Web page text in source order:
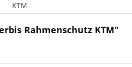
KTM
Rahmenschutz KTM"